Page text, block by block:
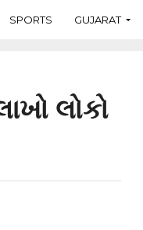
SPORTS GUJARAT
લોકો